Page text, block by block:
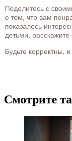
Поделитесь с
о том, что вам
показалось
детьми,
Будьте корректны,
Смотрите